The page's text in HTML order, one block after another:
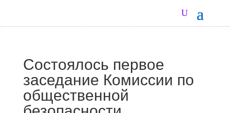
Состоялось первое
заседание Комиссии по
общественной